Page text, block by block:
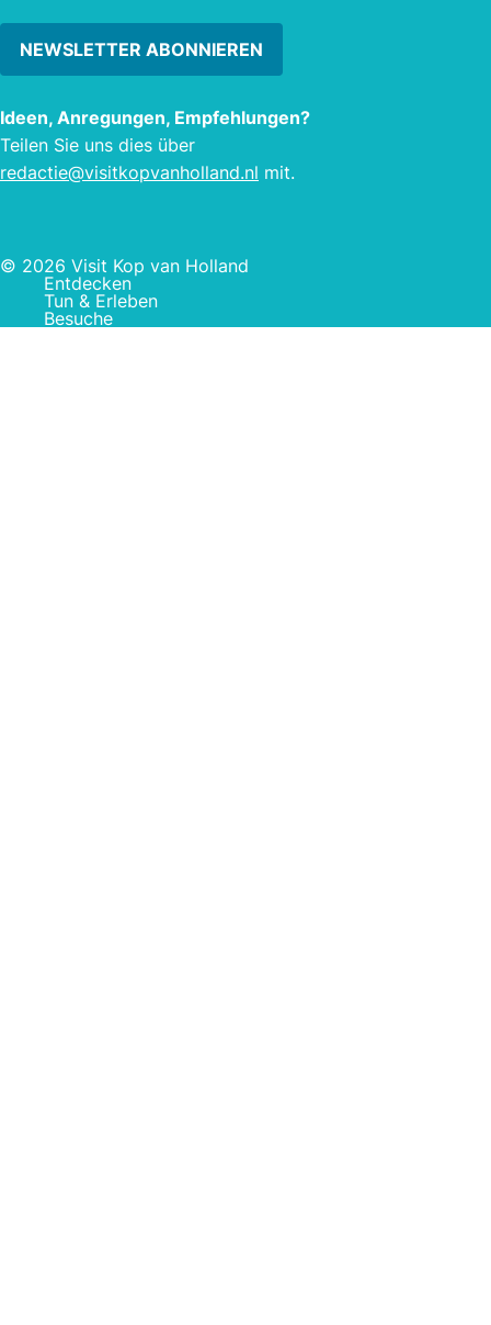
NEWSLETTER ABONNIEREN
Ideen, Anregungen, Empfehlungen?
Teilen Sie uns dies über
redactie@visitkopvanholland.nl mit.
© 2026 Visit Kop van Holland
Entdecken
Tun & Erleben
Besuche